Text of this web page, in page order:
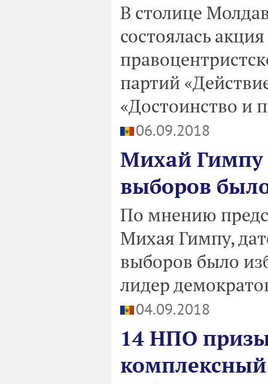
В столице
состоялась
партий
«Достоинство и
06.09.2018
Михай Гимпу
выборов
По мнению
Михая Гимпу,
выборов было
лидер
04.09.2018
14 НПО